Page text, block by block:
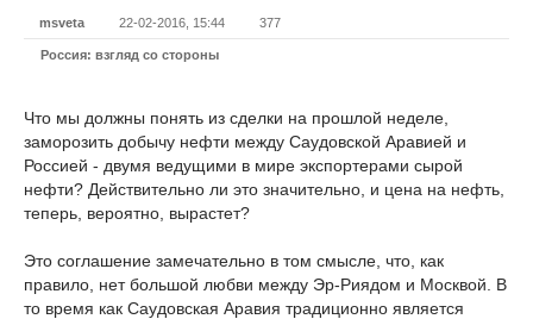
msveta 22-02-2016, 15:44 377
Россия: взгляд со стороны
Что мы должны понять из сделки на прошлой неделе,
заморозить добычу нефти между Саудовской Аравией и
Россией - двумя ведущими в мире экспортерами сырой
нефти? Действительно ли это значительно, и цена на нефть,
теперь, вероятно, вырастет?
Это соглашение замечательно в том смысле, что, как
правило, нет большой любви между Эр-Риядом и Москвой. В
то время как Саудовская Аравия традиционно является